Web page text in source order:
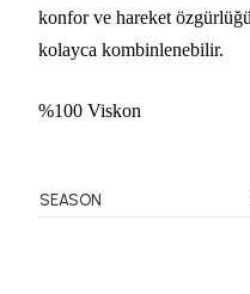
konfor ve hareket
kolayca kombinlenebilir.
%100 Viskon
SEASON